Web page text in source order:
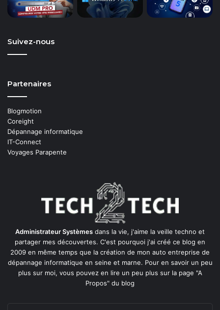
Suivez-nous
Partenaires
Blogmotion
Coreight
Dépannage informatique
IT-Connect
Voyages Parapente
Administrateur Systèmes dans la vie, j'aime la veille techno et
partager mes découvertes. C'est pourquoi j'ai créé ce blog en
2009 en même temps que la création de mon auto entreprise de
dépannage informatique en seine et marne. Pour en savoir un peu
plus sur moi, vous pouvez en lire un peu plus sur la page "A
Propos" du blog